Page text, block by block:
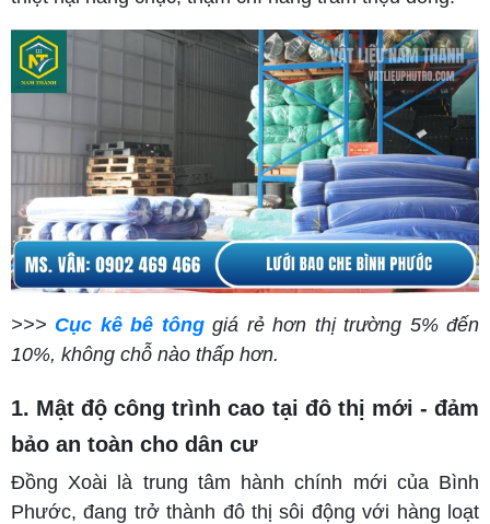
>>> Cục kê bê tônggiá rẻ hơn thị trường 5% đến
10%, không chỗ nào thấp hơn.
1. Mật độ công trình cao tại đô thị mới - đảm
bảo an toàn cho dân cư
Đồng Xoài là trung tâm hành chính mới của Bình
Phước, đang trở thành đô thị sôi động với hàng loạt